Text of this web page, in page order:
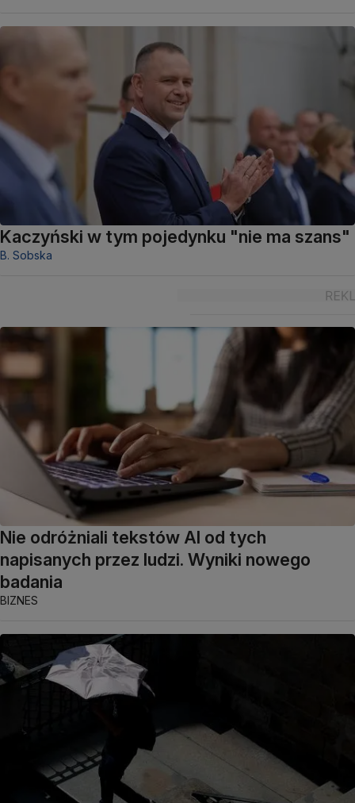
Kaczyński w tym pojedynku "nie ma szans"
B. Sobska
Nie odróżniali tekstów AI od tych
napisanych przez ludzi. Wyniki nowego
badania
BIZNES